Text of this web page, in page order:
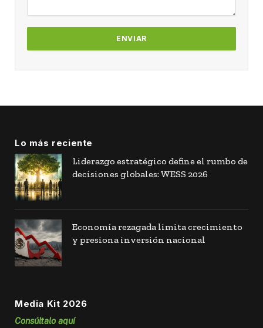
Lo más reciente
Liderazgo estratégico define el rumbo de
decisiones globales: WESS 2026
Economía rezagada limita crecimiento
y presiona inversión nacional
Media Kit 2026
Consúltalo aquí